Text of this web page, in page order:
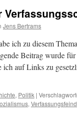
Jens Bertrams
ich zu diesem
Beitrag wurde
ich auf Links zu
, Politik |
,